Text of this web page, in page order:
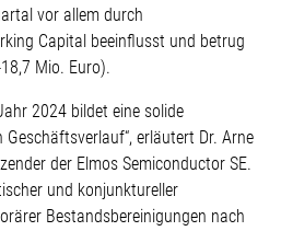
vor allem durch
Capital beeinflusst und betrug
Mio. Euro).
2024 bildet eine solide
erläutert Dr. Arne
der Elmos Semiconductor SE.
und konjunktureller
Bestandsbereinigungen nach